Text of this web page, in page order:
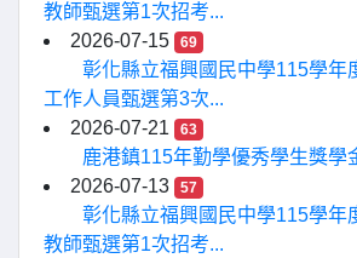
教師甄選第1次招考...
2026-07-15
69
彰化縣立福興國民中學115學年
工作人員甄選第3次...
2026-07-21
63
鹿港鎮115年勤學優秀學生獎學
2026-07-13
57
彰化縣立福興國民中學115學年
教師甄選第1次招考...